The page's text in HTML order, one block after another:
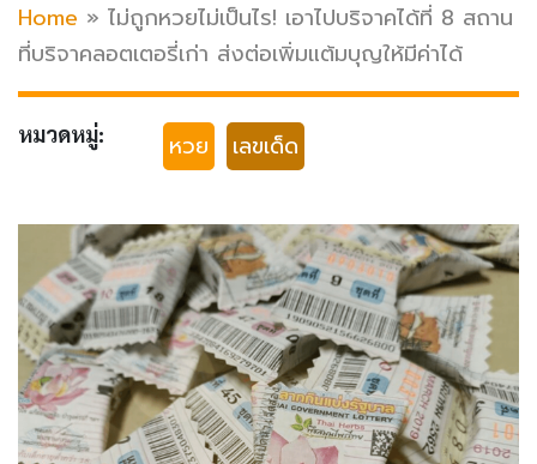
Home » ไม่ถูกหวยไม่เป็นไร! เอาไปบริจาคได้ที่ 8 สถาน
ที่บริจาคลอตเตอรี่เก่า ส่งต่อเพิ่มแต้มบุญให้มีค่าได้
หมวดหมู่: หวย เลขเด็ด